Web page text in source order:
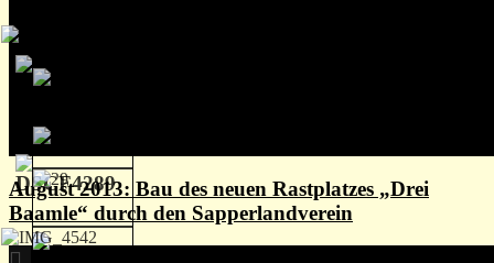
August 2013: Bau des neuen Rastplatzes „Drei
Baamle“ durch den Sapperlandverein